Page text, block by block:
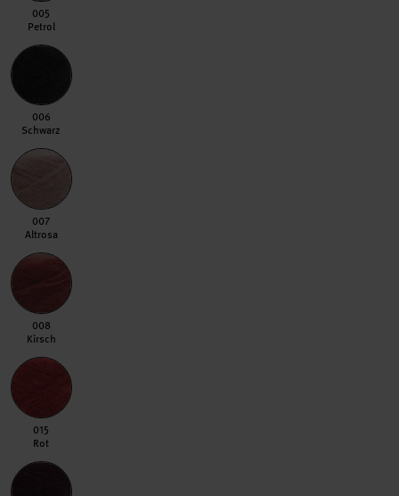
005 Petrol
005
Petrol
006 Schwarz
006
Schwarz
007 Altrosa
007
Altrosa
008 Kirsch
008
Kirsch
015 Rot
015
Rot